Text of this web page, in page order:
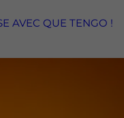
AVEC QUE TENGO !